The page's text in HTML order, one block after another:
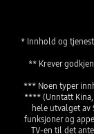
* Innhold og
** Krever
*** Noen typer
**** (Unntatt
hele utvalget av
funksjoner og
TV-en til det